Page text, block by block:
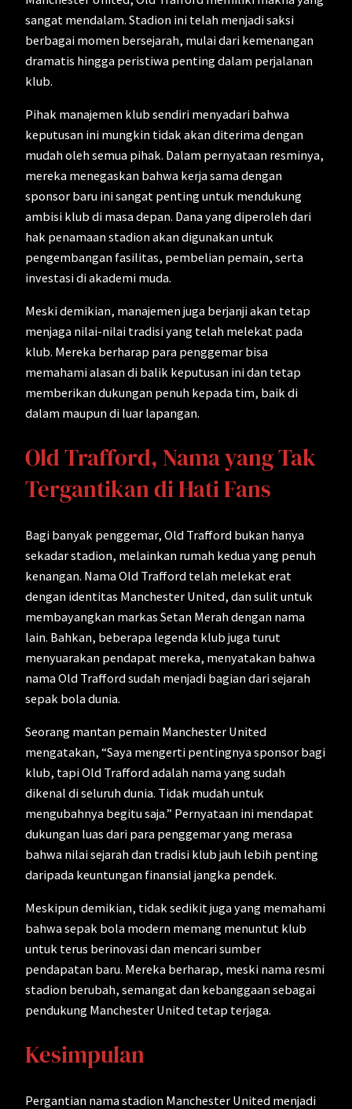
sangat mendalam. Stadion ini telah menjadi saksi
berbagai momen bersejarah, mulai dari kemenangan
dramatis hingga peristiwa penting dalam perjalanan
klub.
Pihak manajemen klub sendiri menyadari bahwa
keputusan ini mungkin tidak akan diterima dengan
mudah oleh semua pihak. Dalam pernyataan resminya,
mereka menegaskan bahwa kerja sama dengan
sponsor baru ini sangat penting untuk mendukung
ambisi klub di masa depan. Dana yang diperoleh dari
hak penamaan stadion akan digunakan untuk
pengembangan fasilitas, pembelian pemain, serta
investasi di akademi muda.
Meski demikian, manajemen juga berjanji akan tetap
menjaga nilai-nilai tradisi yang telah melekat pada
klub. Mereka berharap para penggemar bisa
memahami alasan di balik keputusan ini dan tetap
memberikan dukungan penuh kepada tim, baik di
dalam maupun di luar lapangan.
Old Trafford, Nama yang Tak
Tergantikan di Hati Fans
Bagi banyak penggemar, Old Trafford bukan hanya
sekadar stadion, melainkan rumah kedua yang penuh
kenangan. Nama Old Trafford telah melekat erat
dengan identitas Manchester United, dan sulit untuk
membayangkan markas Setan Merah dengan nama
lain. Bahkan, beberapa legenda klub juga turut
menyuarakan pendapat mereka, menyatakan bahwa
nama Old Trafford sudah menjadi bagian dari sejarah
sepak bola dunia.
Seorang mantan pemain Manchester United
mengatakan, “Saya mengerti pentingnya sponsor bagi
klub, tapi Old Trafford adalah nama yang sudah
dikenal di seluruh dunia. Tidak mudah untuk
mengubahnya begitu saja.” Pernyataan ini mendapat
dukungan luas dari para penggemar yang merasa
bahwa nilai sejarah dan tradisi klub jauh lebih penting
daripada keuntungan finansial jangka pendek.
Meskipun demikian, tidak sedikit juga yang memahami
bahwa sepak bola modern memang menuntut klub
untuk terus berinovasi dan mencari sumber
pendapatan baru. Mereka berharap, meski nama resmi
stadion berubah, semangat dan kebanggaan sebagai
pendukung Manchester United tetap terjaga.
Kesimpulan
Pergantian nama stadion Manchester United menjadi